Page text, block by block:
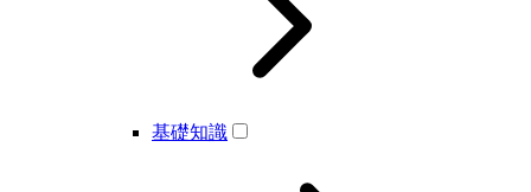
基礎知識